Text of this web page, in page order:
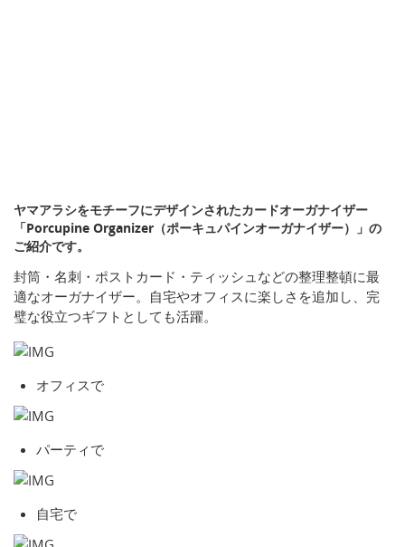
ヤマアラシをモチーフにデザインされたカードオーガナイザー
「Porcupine Organizer（ポーキュパインオーガナイザー）」の
ご紹介です。
封筒・名刺・ポストカード・ティッシュなどの整理整頓に最
適なオーガナイザー。自宅やオフィスに楽しさを追加し、完
璧な役立つギフトとしても活躍。
オフィスで
パーティで
自宅で